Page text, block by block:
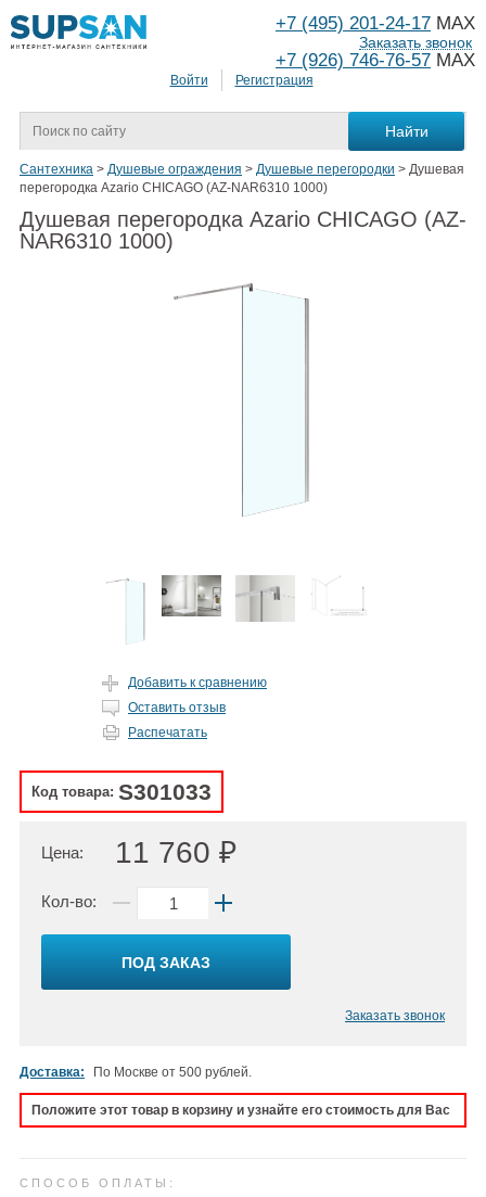
Войти Регистрация
+7 (495) 201-24-17 MAX
+7 (926) 746-76-57 MAX
Заказать звонок
Сантехника > Душевые ограждения > Душевые перегородки > Душевая
перегородка Azario CHICAGO (AZ-NAR6310 1000)
Душевая перегородка Azario CHICAGO (AZ-
NAR6310 1000)
Добавить к сравнению
Оставить отзыв
Распечатать
Код товара: S301033
Цена: 11 760 ₽
Кол-во:
ПОД ЗАКАЗ
Заказать звонок
Доставка: По Москве от 500 рублей.
Положите этот товар в корзину и узнайте его стоимость для Вас
СПОСОБ ОПЛАТЫ: